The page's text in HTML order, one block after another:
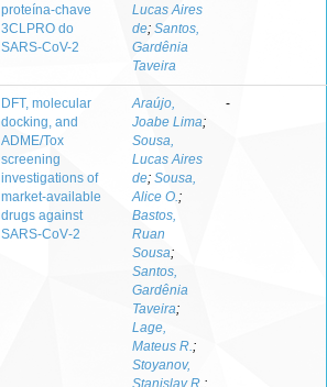
proteína-chave
3CLPRO do
SARS-CoV-2
Lucas Aires
de; Santos,
Gardênia
Taveira
DFT, molecular
docking, and
ADME/Tox
screening
investigations of
market‑available
drugs against
SARS‑CoV‑2
Araújo,
Joabe Lima;
Sousa,
Lucas Aires
de; Sousa,
Alice O.;
Bastos,
Ruan
Sousa;
Santos,
Gardênia
Taveira;
Lage,
Mateus R.;
Stoyanov,
Stanislav R.;
-